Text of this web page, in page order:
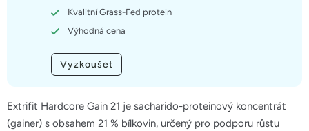
Extrifit Hardcore Gain 21 je sacharido-proteinový koncentrát
(gainer) s obsahem 21 % bílkovin, určený pro podporu růstu
Kvalitní Grass-Fed protein
Výhodná cena
Vyzkoušet